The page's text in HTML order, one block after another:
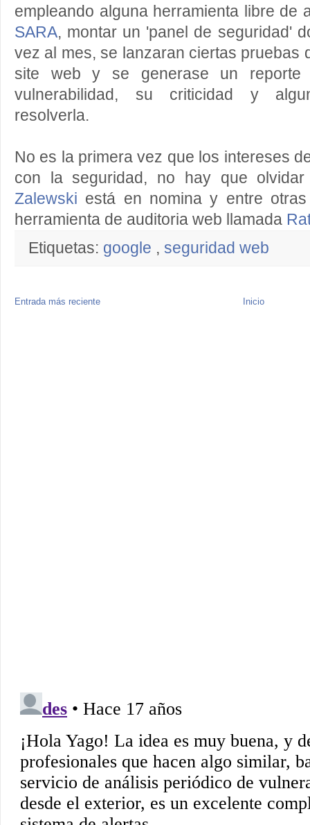
empleando alguna herramienta libre de
SARA, montar un 'panel de seguridad'
vez al mes, se lanzaran ciertas pruebas
site web y se generase un reporte
vulnerabilidad, su criticidad y
resolverla.
No es la primera vez que los intereses
con la seguridad, no hay que
Zalewski está en nomina y entre
herramienta de auditoria web llamada
Etiquetas: google , seguridad web
Entrada más reciente Inicio